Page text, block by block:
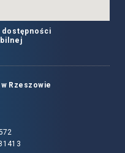
dostępności
Rzeszowie